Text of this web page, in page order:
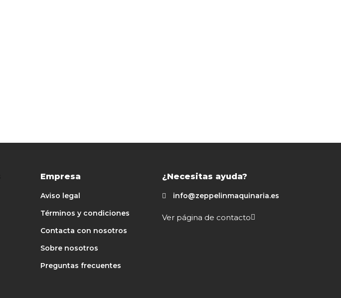
Empresa
Aviso legal
Términos y condiciones
Contacta con nosotros
Sobre nosotros
Preguntas frecuentes
¿Necesitas ayuda?
info@zeppelinmaquinaria.es
Ver página de contacto